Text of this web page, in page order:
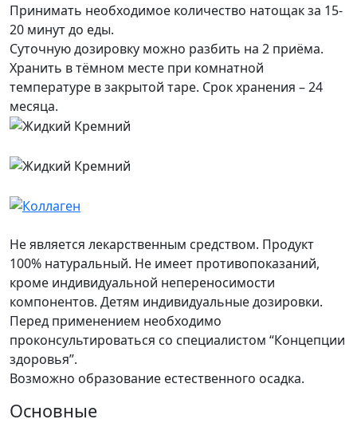
Принимать необходимое количество натощак за 15-
20 минут до еды.
Суточную дозировку можно разбить на 2 приёма.
Хранить в тёмном месте при комнатной
температуре в закрытой таре. Срок хранения – 24
месяца.
Не является лекарственным средством. Продукт
100% натуральный. Не имеет противопоказаний,
кроме индивидуальной непереносимости
компонентов. Детям индивидуальные дозировки.
Перед применением необходимо
проконсультироваться со специалистом “Концепции
здоровья”.
Возможно образование естественного осадка.
Основные